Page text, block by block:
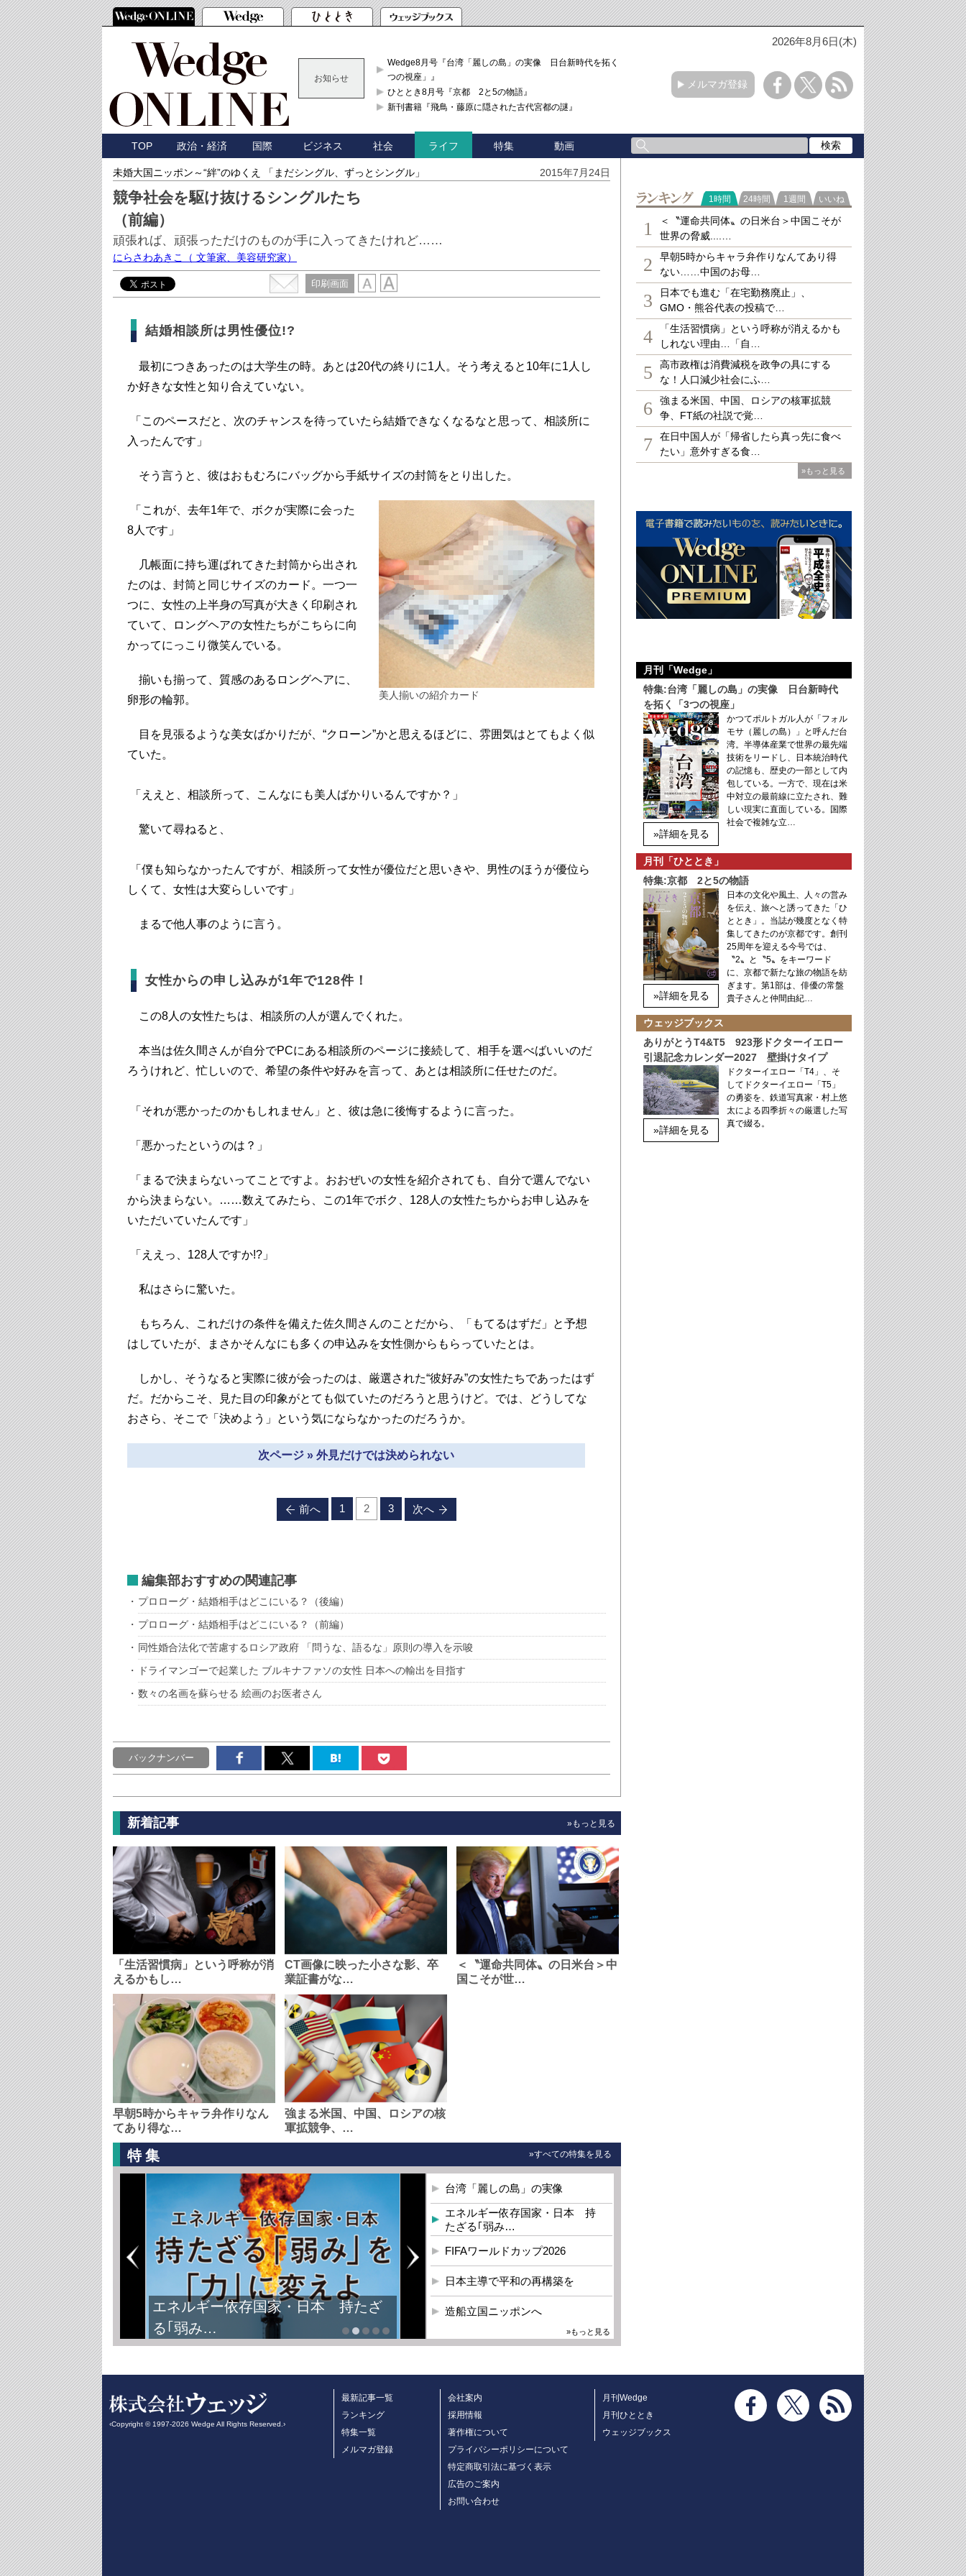
2026年8月6日(木)
お知らせ
Wedge8月号『台湾「麗しの島」の実像 日台新時代を拓く「3
つの視座」』
ひととき8月号『京都 2と5の物語』
新刊書籍『飛鳥・藤原に隠された古代宮都の謎』
メルマガ登録
TOP 政治・経済 国際 ビジネス 社会 ライフ 特集 動画
未婚大国ニッポン～“絆”のゆくえ 「まだシングル、ずっとシングル」 2015年7月24日
競争社会を駆け抜けるシングルたち
（前編）
頑張れば、頑張っただけのものが手に入ってきたけれど……
にらさわあきこ （ 文筆家、美容研究家）
印刷画面
結婚相談所は男性優位!?
最初につきあったのは大学生の時。あとは20代の終りに1人。そう考えると10年に1人し
か好きな女性と知り合えていない。
「このペースだと、次のチャンスを待っていたら結婚できなくなるなと思って、相談所に
入ったんです」
そう言うと、彼はおもむろにバッグから手紙サイズの封筒をとり出した。
美人揃いの紹介カード
「これが、去年1年で、ボクが実際に会った
8人です」
几帳面に持ち運ばれてきた封筒から出され
たのは、封筒と同じサイズのカード。一つ一
つに、女性の上半身の写真が大きく印刷され
ていて、ロングヘアの女性たちがこちらに向
かってにっこり微笑んでいる。
揃いも揃って、質感のあるロングヘアに、
卵形の輪郭。
目を見張るような美女ばかりだが、“クローン”かと思えるほどに、雰囲気はとてもよく似
ていた。
「ええと、相談所って、こんなにも美人ばかりいるんですか？」
驚いて尋ねると、
「僕も知らなかったんですが、相談所って女性が優位だと思いきや、男性のほうが優位ら
しくて、女性は大変らしいです」
まるで他人事のように言う。
女性からの申し込みが1年で128件！
この8人の女性たちは、相談所の人が選んでくれた。
本当は佐久間さんが自分でPCにある相談所のページに接続して、相手を選べばいいのだ
ろうけれど、忙しいので、希望の条件や好みを言って、あとは相談所に任せたのだ。
「それが悪かったのかもしれません」と、彼は急に後悔するように言った。
「悪かったというのは？」
「まるで決まらないってことですよ。おおぜいの女性を紹介されても、自分で選んでない
から決まらない。……数えてみたら、この1年でボク、128人の女性たちからお申し込みを
いただいていたんです」
「ええっ、128人ですか!?」
私はさらに驚いた。
もちろん、これだけの条件を備えた佐久間さんのことだから、「もてるはずだ」と予想
はしていたが、まさかそんなにも多くの申込みを女性側からもらっていたとは。
しかし、そうなると実際に彼が会ったのは、厳選された“彼好み”の女性たちであったはず
だ。だからこそ、見た目の印象がとても似ていたのだろうと思うけど。では、どうしてな
おさら、そこで「決めよう」という気にならなかったのだろうか。
次ページ » 外見だけでは決められない
前へ 1 2 3 次へ
編集部おすすめの関連記事
プロローグ・結婚相手はどこにいる？（後編）
プロローグ・結婚相手はどこにいる？（前編）
同性婚合法化で苦慮するロシア政府 「問うな、語るな」原則の導入を示唆
ドライマンゴーで起業した ブルキナファソの女性 日本への輸出を目指す
数々の名画を蘇らせる 絵画のお医者さん
バックナンバー
新着記事 »もっと見る
「生活習慣病」という呼称が消
えるかもし…
CT画像に映った小さな影、卒
業証書がな…
＜〝運命共同体〟の日米台＞中
国こそが世…
早朝5時からキャラ弁作りなん
てあり得な…
強まる米国、中国、ロシアの核
軍拡競争、…
特集 »すべての特集を見る
エネルギー依存国家・日本 持たざ
る｢弱み…
台湾「麗しの島」の実像
エネルギー依存国家・日本 持
たざる｢弱み…
FIFAワールドカップ2026
日本主導で平和の再構築を
造船立国ニッポンへ
»もっと見る
ランキング
1時間 24時間 1週間 いいね
1
＜〝運命共同体〟の日米台＞中国こそが
世界の脅威....…
2
早朝5時からキャラ弁作りなんてあり得
ない……中国のお母…
3
日本でも進む「在宅勤務廃止」、
GMO・熊谷代表の投稿で…
4
「生活習慣病」という呼称が消えるかも
しれない理由…「自…
5
高市政権は消費減税を政争の具にする
な！人口減少社会にふ…
6
強まる米国、中国、ロシアの核軍拡競
争、FT紙の社説で覚…
7
在日中国人が「帰省したら真っ先に食べ
たい」意外すぎる食…
»もっと見る
月刊「Wedge」
特集:台湾「麗しの島」の実像 日台新時代
を拓く「3つの視座」
»詳細を見る
かつてポルトガル人が「フォル
モサ（麗しの島）」と呼んだ台
湾。半導体産業で世界の最先端
技術をリードし、日本統治時代
の記憶も、歴史の一部として内
包している。一方で、現在は米
中対立の最前線に立たされ、難
しい現実に直面している。国際
社会で複雑な立…
月刊「ひととき」
特集:京都 2と5の物語
»詳細を見る
日本の文化や風土、人々の営み
を伝え、旅へと誘ってきた「ひ
ととき」。当誌が幾度となく特
集してきたのが京都です。創刊
25周年を迎える今号では、
〝2〟と〝5〟をキーワード
に、京都で新たな旅の物語を紡
ぎます。第1部は、俳優の常盤
貴子さんと仲間由紀…
ウェッジブックス
ありがとうT4&T5 923形ドクターイエロー
引退記念カレンダー2027 壁掛けタイプ
»詳細を見る
ドクターイエロー「T4」、そ
してドクターイエロー「T5」
の勇姿を、鉄道写真家・村上悠
太による四季折々の厳選した写
真で綴る。
‹Copyright © 1997-2026 Wedge All Rights Reserved.›
最新記事一覧
ランキング
特集一覧
メルマガ登録
会社案内
採用情報
著作権について
プライバシーポリシーについて
特定商取引法に基づく表示
広告のご案内
お問い合わせ
月刊Wedge
月刊ひととき
ウェッジブックス